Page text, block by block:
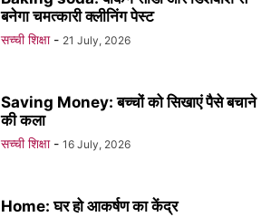
बनेगा चमत्कारी क्लीनिंग पेस्ट
सच्ची शिक्षा - 21 July, 2026
Saving Money: बच्चों को सिखाएं पैसे बचाने
की कला
सच्ची शिक्षा - 16 July, 2026
Home: घर हो आकर्षण का केंद्र